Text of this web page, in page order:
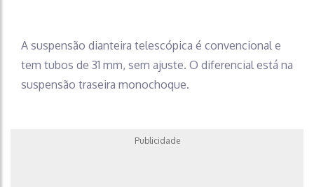
A suspensão dianteira telescópica é convencional e
tem tubos de 31 mm, sem ajuste. O diferencial está na
suspensão traseira monochoque.
Publicidade